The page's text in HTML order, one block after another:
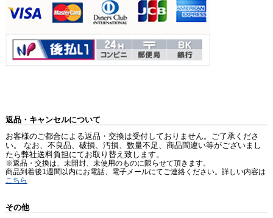
返品・キャンセルについて
お客様のご都合による返品・交換は受付しておりません。ご了承くださ
い。 なお、不良品、破損、汚損、数量不足、商品間違い等がございまし
たら弊社送料負担にてお取り替え致します。
※返品・交換は、未開封、未使用のものに限らせて頂きます。
商品到着後1週間以内にお電話、電子メールにてご連絡ください。詳しい内容は
こちら
その他